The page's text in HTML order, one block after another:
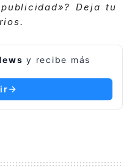
Deja tu
y recibe más